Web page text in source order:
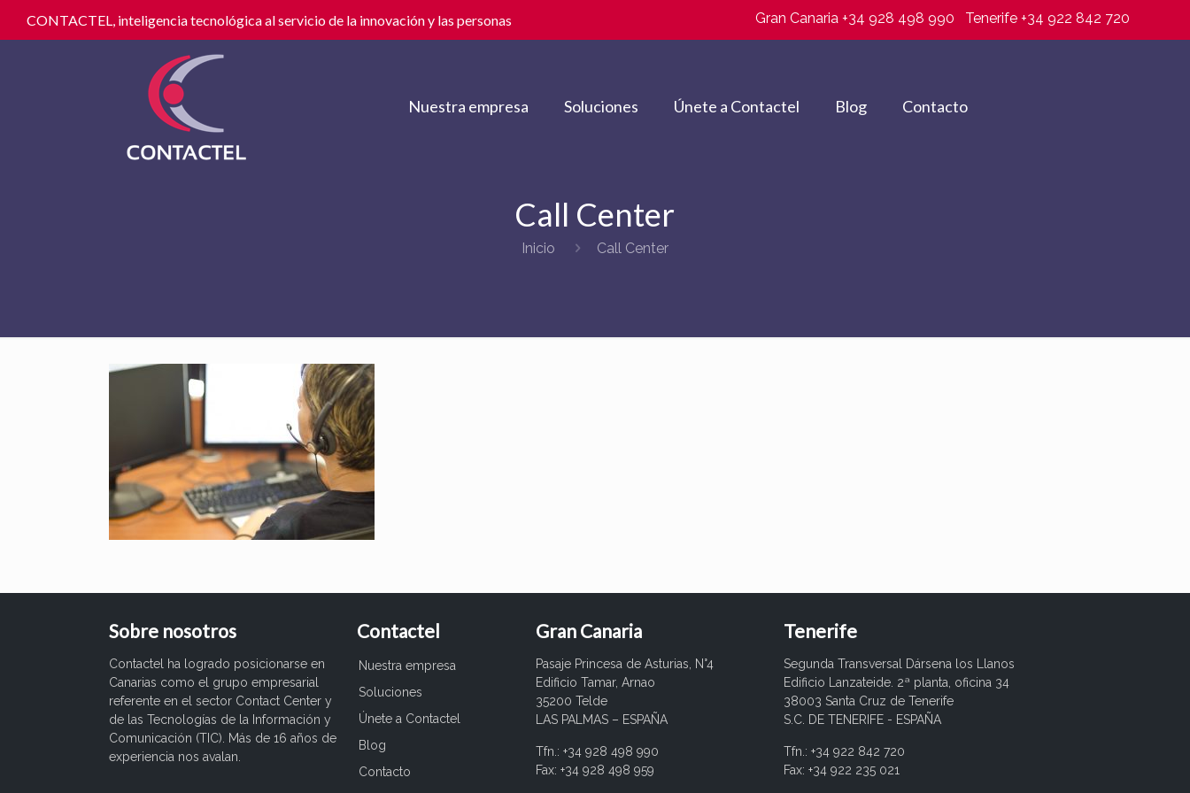
CONTACTEL, inteligencia tecnológica al servicio de la innovación y las personas Gran Canaria +34 928 498 990 Tenerife +34 922 842 720
Nuestra empresa Soluciones Únete a Contactel Blog Contacto
Call Center
Inicio Call Center
Sobre nosotros
Contactel ha logrado posicionarse en
Canarias como el grupo empresarial
referente en el sector Contact Center y
de las Tecnologías de la Información y
Comunicación (TIC). Más de 16 años de
experiencia nos avalan.
Contactel
Nuestra empresa
Soluciones
Únete a Contactel
Blog
Contacto
Gran Canaria
Pasaje Princesa de Asturias, N°4
Edificio Tamar, Arnao
35200 Telde
LAS PALMAS – ESPAÑA
Tfn.: +34 928 498 990
Fax: +34 928 498 959
Tenerife
Segunda Transversal Dársena los Llanos
Edificio Lanzateide. 2ª planta, oficina 34
38003 Santa Cruz de Tenerife
S.C. DE TENERIFE - ESPAÑA
Tfn.: +34 922 842 720
Fax: +34 922 235 021